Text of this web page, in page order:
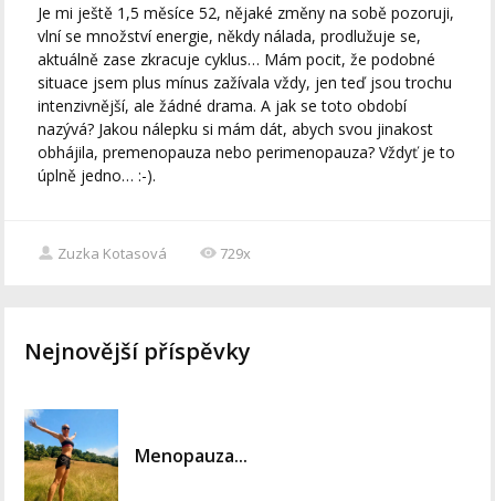
Je mi ještě 1,5 měsíce 52, nějaké změny na sobě pozoruji,
vlní se množství energie, někdy nálada, prodlužuje se,
aktuálně zase zkracuje cyklus… Mám pocit, že podobné
situace jsem plus mínus zažívala vždy, jen teď jsou trochu
intenzivnější, ale žádné drama. A jak se toto období
nazývá? Jakou nálepku si mám dát, abych svou jinakost
obhájila, premenopauza nebo perimenopauza? Vždyť je to
úplně jedno… :-).
Zuzka Kotasová 729x
Nejnovější příspěvky
Menopauza...